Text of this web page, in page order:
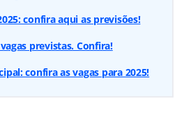
confira aqui as previsões!
previstas. Confira!
confira as vagas para 2025!